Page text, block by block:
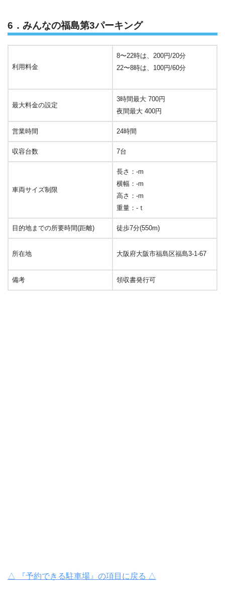
6．みんなの福島第3パーキング
利用料金
8〜22時は、200円/20分
22〜8時は、100円/60分
最大料金の設定
3時間最大 700円
夜間最大 400円
営業時間 24時間
収容台数 7台
車両サイズ制限
長さ：-m
横幅：-m
高さ：-m
重量：-ｔ
目的地までの所要時間(距離) 徒歩7分(550m)
所在地 大阪府大阪市福島区福島3-1-67
備考 領収書発行可
△ 『予約できる駐車場』の項目に戻る △